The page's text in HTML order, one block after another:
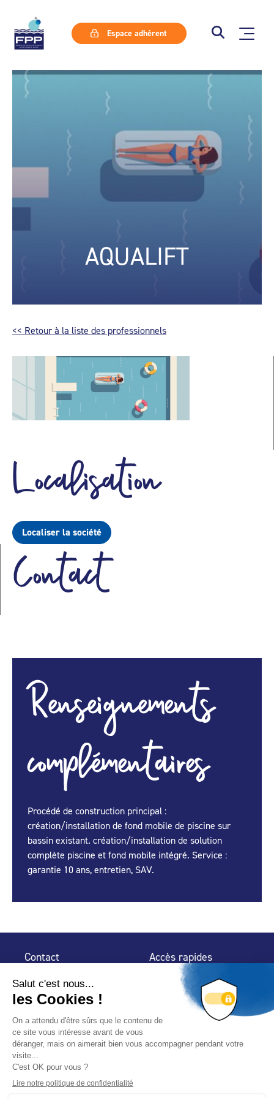
Espace adhérent
AQUALIFT
<< Retour à la liste des professionnels
Localisation
Localiser la société
Contact
Renseignements
complémentaires
Procédé de construction principal :
création/installation de fond mobile de piscine sur
bassin existant. création/installation de solution
complète piscine et fond mobile intégré. Service :
garantie 10 ans, entretien, SAV.
Contact
32 rue de Mogador
75 009 Paris
Accès rapides
Espace Presse
Trouver un
professionnel
Nous suivre